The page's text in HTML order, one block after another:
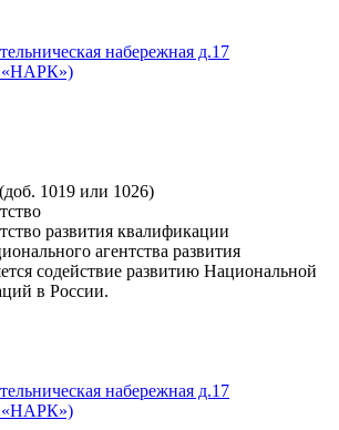
набережная д.17
(доб. 1019 или 1026)
развития квалификации
агентства развития
содействие развитию Национальной
в России.
набережная д.17